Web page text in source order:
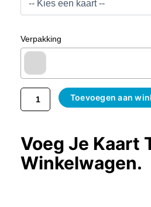
Verpakking
Toevoegen aan
Voeg Je Kaart
Winkelwagen.